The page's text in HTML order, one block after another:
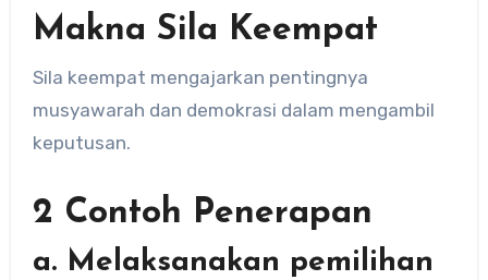
Makna Sila Keempat
Sila keempat mengajarkan pentingnya
musyawarah dan demokrasi dalam mengambil
keputusan.
2 Contoh Penerapan
a. Melaksanakan pemilihan